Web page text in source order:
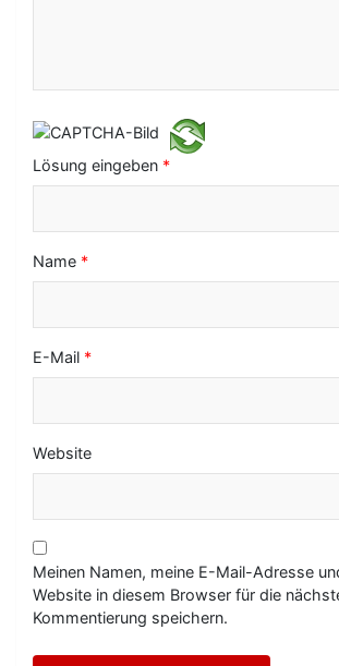
o
n
Lösung eingeben *
Name *
E-Mail *
Website
Meinen Namen, meine E-Mail-Adresse
Website in diesem Browser für die
Kommentierung speichern.